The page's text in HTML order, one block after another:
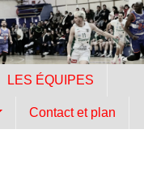
LES ÉQUIPES
Contact et plan